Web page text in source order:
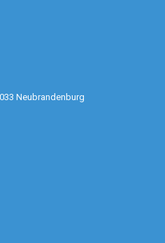
Neubrandenburg